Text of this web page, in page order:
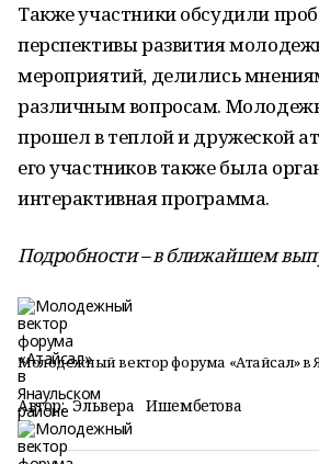
Также участники обсудили
перспективы развития
мероприятий, делились
различным вопросам.
прошел в теплой и дружеской
его участников также была
интерактивная программа.
Подробности – в ближайшем
Молодежный вектор форума «Атайсал» в
Автор: Эльвера Ишембетова